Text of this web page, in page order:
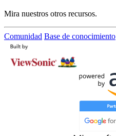
Mira nuestros otros recursos.
Comunidad Base de conocimiento